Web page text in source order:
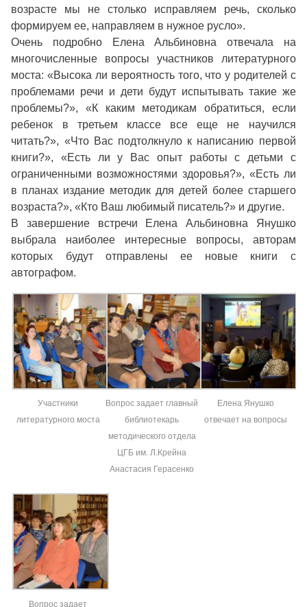
возрасте мы не столько исправляем речь, сколько
формируем ее, направляем в нужное русло».
Очень подробно Елена Альбиновна отвечала на
многочисленные вопросы участников литературного
моста: «Высока ли вероятность того, что у родителей с
проблемами речи и дети будут испытывать такие же
проблемы?», «К каким методикам обратиться, если
ребенок в третьем классе все еще не научился
читать?», «Что Вас подтолкнуло к написанию первой
книги?», «Есть ли у Вас опыт работы с детьми с
ограниченными возможностями здоровья?», «Есть ли
в планах издание методик для детей более старшего
возраста?», «Кто Ваш любимый писатель?» и другие.
В завершение встречи Елена Альбиновна Янушко
выбрала наиболее интересные вопросы, авторам
которых будут отправлены ее новые книги с
автографом.
Участники
литературного моста
Вопрос задает главный
библиотекарь
методического отдела
ЦГБ им. Л.Крейна
Анастасия Герасенко
Елена Янушко
отвечает на вопросы
Вопрос задает